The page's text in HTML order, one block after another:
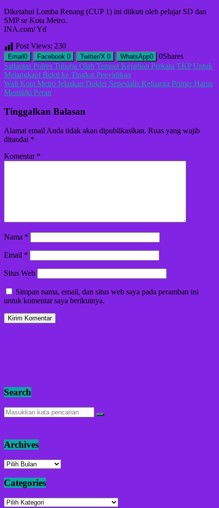
Diketahui Lomba Renang (CUP 1) ini diikuti oleh pelajar SD dan
SMP se Kota Metro.
INA.com/ Yd
Post Views: 230
Email 0 Facebook 0 Twitter/X 0 WhatsApp0 0Shares
Navigasi
pos
Satlantas Polres Tubaba Olah Tempat Kejadian Perkara TKP Untuk
Melangkapi Bukti ke Tingkat Penyidikan
Wali Kota Metro Jelaskan Dokter Sepesialis Keluarga Primer Harus
Memiliki Peran
Tinggalkan Balasan
Alamat email Anda tidak akan dipublikasikan. Ruas yang wajib
ditandai *
Komentar *
Nama *
Email *
Situs Web
Simpan nama, email, dan situs web saya pada peramban ini
untuk komentar saya berikutnya.
Search
Archives
Archives
Categories
Categories